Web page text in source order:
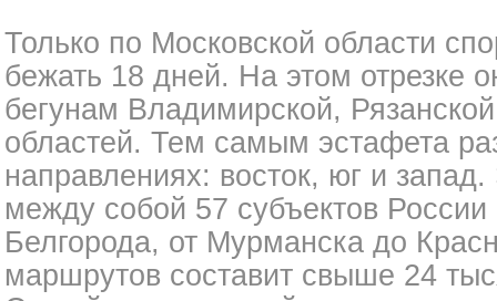
Только по Московской области
бежать 18 дней. На этом отрезке
бегунам Владимирской,
областей. Тем самым эстафета
направлениях: восток, юг и запад.
между собой 57 субъектов
Белгорода, от Мурманска до
маршрутов составит свыше 24